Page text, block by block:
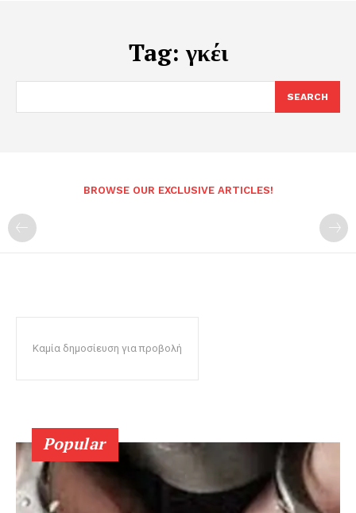
Tag:γκέι
SEARCH
BROWSE OUR EXCLUSIVE ARTICLES!
Καμία δημοσίευση για προβολή
Popular